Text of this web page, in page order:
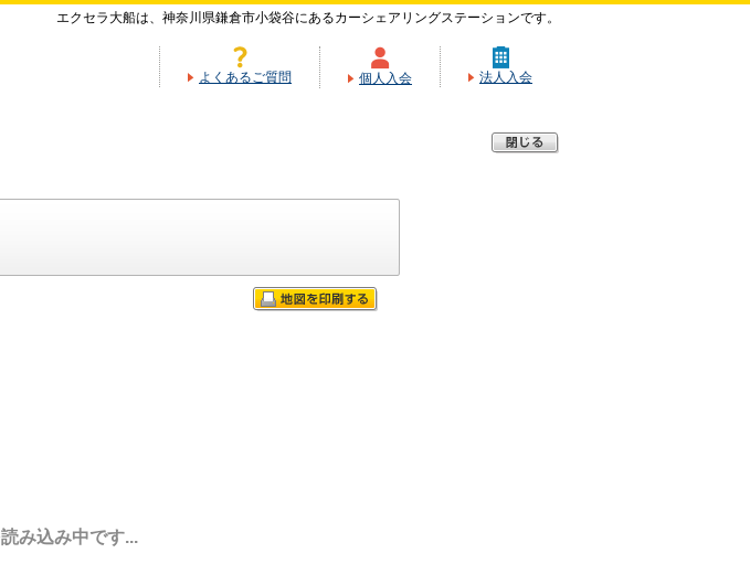
エクセラ大船は、神奈川県鎌倉市小袋谷にあるカーシェアリングステーションです。
よくあるご質問 個人入会 法人入会
み込み中です...